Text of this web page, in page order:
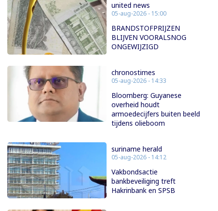
united news
05-aug-2026 - 15:00
BRANDSTOFPRIJZEN
BLIJVEN VOORALSNOG
ONGEWIJZIGD
chronostimes
05-aug-2026 - 14:33
Bloomberg: Guyanese
overheid houdt
armoedecijfers buiten beeld
tijdens olieboom
suriname herald
05-aug-2026 - 14:12
Vakbondsactie
bankbeveiliging treft
Hakrinbank en SPSB